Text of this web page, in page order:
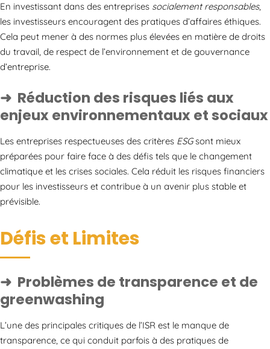
En investissant dans des entreprises socialement responsables,
les investisseurs encouragent des pratiques d’affaires éthiques.
Cela peut mener à des normes plus élevées en matière de droits
du travail, de respect de l’environnement et de gouvernance
d’entreprise.
Réduction des risques liés aux
enjeux environnementaux et sociaux
Les entreprises respectueuses des critères ESGsont mieux
préparées pour faire face à des défis tels que le changement
climatique et les crises sociales. Cela réduit les risques financiers
pour les investisseurs et contribue à un avenir plus stable et
prévisible.
Défis et Limites
Problèmes de transparence et de
greenwashing
L’une des principales critiques de l’ISR est le manque de
transparence, ce qui conduit parfois à des pratiques de